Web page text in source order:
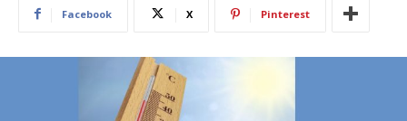
Facebook X Pinterest